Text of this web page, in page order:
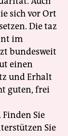
sich vor Ort
Die taz
im
bundesweit
einen
und Erhalt
guten, frei
Sie
Sie